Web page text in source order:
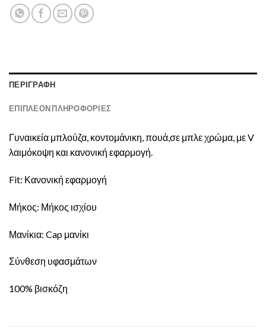
ΠΕΡΙΓΡΑΦΉ
ΕΠΙΠΛΈΟΝ ΠΛΗΡΟΦΟΡΊΕΣ
Γυναικεία μπλούζα, κοντομάνικη, πουά,σε μπλε χρώμα, με V
λαιμόκοψη και κανονική εφαρμογή.
Fit: Κανονική εφαρμογή
Μήκος: Μήκος ισχίου
Μανίκια: Cap μανίκι
Σύνθεση υφασμάτων
100% βισκόζη